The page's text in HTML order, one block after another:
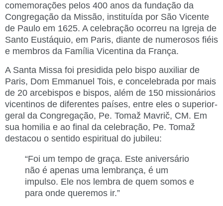
comemorações pelos 400 anos da fundação da
Congregação da Missão, instituída por São Vicente
de Paulo em 1625. A celebração ocorreu na Igreja de
Santo Eustáquio, em Paris, diante de numerosos fiéis
e membros da Família Vicentina da França.
A Santa Missa foi presidida pelo bispo auxiliar de
Paris, Dom Emmanuel Tois, e concelebrada por mais
de 20 arcebispos e bispos, além de 150 missionários
vicentinos de diferentes países, entre eles o superior-
geral da Congregação, Pe. Tomaž Mavrič, CM. Em
sua homilia e ao final da celebração, Pe. Tomaž
destacou o sentido espiritual do jubileu:
“Foi um tempo de graça. Este aniversário
não é apenas uma lembrança, é um
impulso. Ele nos lembra de quem somos e
para onde queremos ir.”